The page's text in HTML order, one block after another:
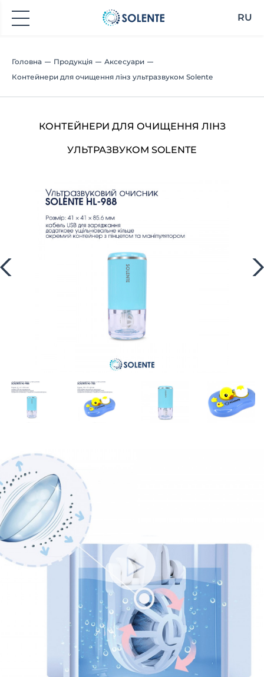
RU
Головна Продукція
Аксесуари
Контейнери для очищення лінз ультразвуком Solente
КОНТЕЙНЕРИ ДЛЯ ОЧИЩЕННЯ ЛІНЗ
УЛЬТРАЗВУКОМ SOLENTE